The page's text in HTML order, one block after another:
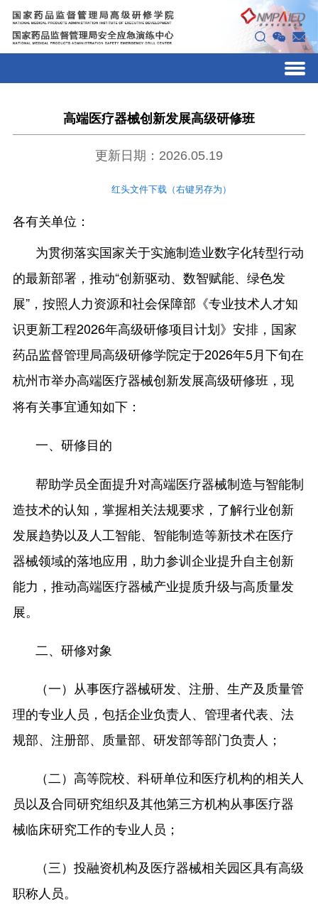
高端医疗器械创新发展高级研修班
更新日期：2026.05.19
红头文件下载（右键另存为）
各有关单位：
为贯彻落实国家关于实施制造业数字化转型行动
的最新部署，推动“创新驱动、数智赋能、绿色发
展”，按照人力资源和社会保障部《专业技术人才知
识更新工程2026年高级研修项目计划》安排，国家
药品监督管理局高级研修学院定于2026年5月下旬在
杭州市举办高端医疗器械创新发展高级研修班，现
将有关事宜通知如下：
一、 研修目的
帮助学员全面提升对高端医疗器械制造与智能制
造技术的认知，掌握相关法规要求，了解行业创新
发展趋势以及人工智能、智能制造等新技术在医疗
器械领域的落地应用，助力参训企业提升自主创新
能力，推动高端医疗器械产业提质升级与高质量发
展。
二、研修对象
（一）从事医疗器械研发、注册、生产及质量管
理的专业人员，包括企业负责人、管理者代表、法
规部、注册部、质量部、研发部等部门负责人；
（二）高等院校、科研单位和医疗机构的相关人
员以及合同研究组织及其他第三方机构从事医疗器
械临床研究工作的专业人员；
（三）投融资机构及医疗器械相关园区具有高级
职称人员。